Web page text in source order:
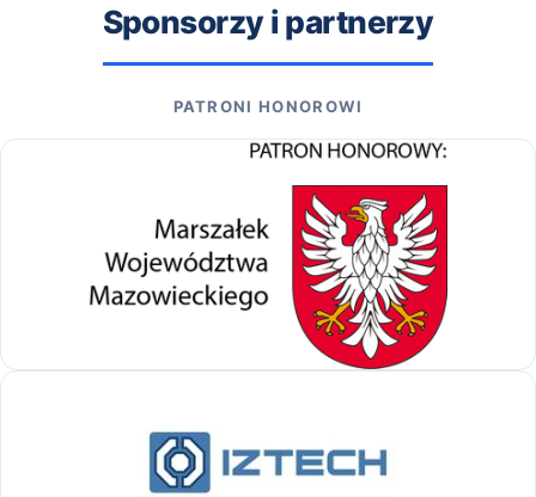
Sponsorzy i partnerzy
PATRONI HONOROWI